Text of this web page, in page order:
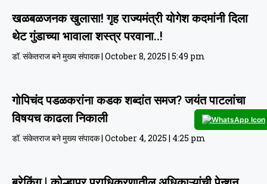
खळबळजनक खुलासा! गृह राज्यमंत्री योगेश कदमांनी दिला
थेट गुंडाच्या भावाला शस्त्र परवाना..!
डॉ. संकेतराज बने मुख्य संपादक October 8, 2025 5:49 pm
गोपिचंद पडळकरांना कडक शब्दांत समज? जयंत पाटलांचा
विषयच काढला निकाली
डॉ. संकेतराज बने मुख्य संपादक October 4, 2025 4:25 pm